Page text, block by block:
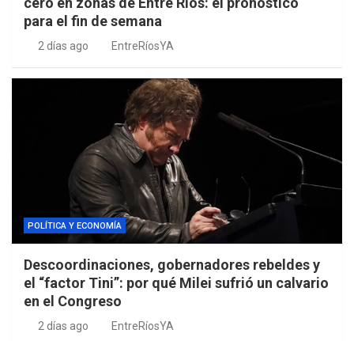
para el fin de semana
2 días ago EntreRíosYA
POLÍTICA Y ECONOMÍA
Descoordinaciones, gobernadores rebeldes y
el “factor Tini”: por qué Milei sufrió un calvario
en el Congreso
2 días ago EntreRíosYA